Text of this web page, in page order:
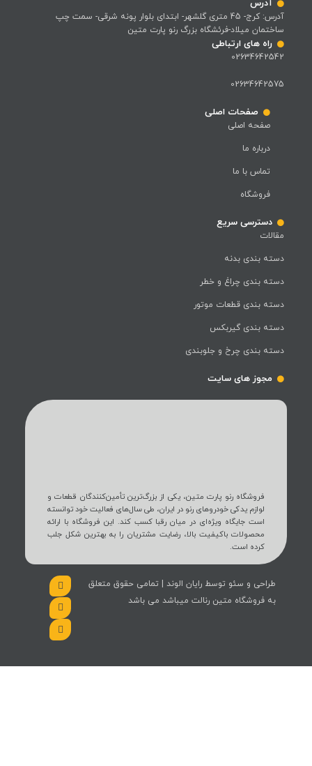
آدرس
آدرس: کرج- 45 متری گلشهر- ابتدای بلوار پونه شرقی- سمت چپ
ساختمان میلاد-فرئشگاه بزرگ رنو پارت متین
راه های ارتباطی
02634642542
02634642575
صفحات اصلی
صفحه اصلی
درباره ما
تماس با ما
فروشگاه
دسترسی سریع
مقالات
دسته بندی بدنه
دسته بندی چراغ و خطر
دسته بندی قطعات موتور
دسته بندی گیربکس
دسته بندی چرخ و جلوبندی
مجوز های سایت
فروشگاه رنو پارت متین، یکی از بزرگ‌ترین تأمین‌کنندگان قطعات و
لوازم یدکی خودروهای رنو در ایران، طی سال‌های فعالیت خود توانسته
است جایگاه ویژه‌ای در میان رقبا کسب کند. این فروشگاه با ارائه
محصولات باکیفیت بالا، رضایت مشتریان را به بهترین شکل جلب
کرده است.
طراحی و سئو توسط رایان الوند | تمامی حقوق متعلق
به فروشگاه متین رنالت میباشد می باشد